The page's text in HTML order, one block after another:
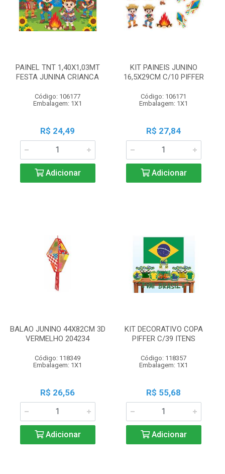
PAINEL TNT 1,40X1,03MT
FESTA JUNINA CRIANCA
Código: 106177
Embalagem: 1X1
R$ 24,49
Adicionar
KIT PAINEIS JUNINO
16,5X29CM C/10 PIFFER
Código: 106171
Embalagem: 1X1
R$ 27,84
Adicionar
BALAO JUNINO 44X82CM 3D
VERMELHO 204234
Código: 118349
Embalagem: 1X1
R$ 26,56
Adicionar
KIT DECORATIVO COPA
PIFFER C/39 ITENS
Código: 118357
Embalagem: 1X1
R$ 55,68
Adicionar